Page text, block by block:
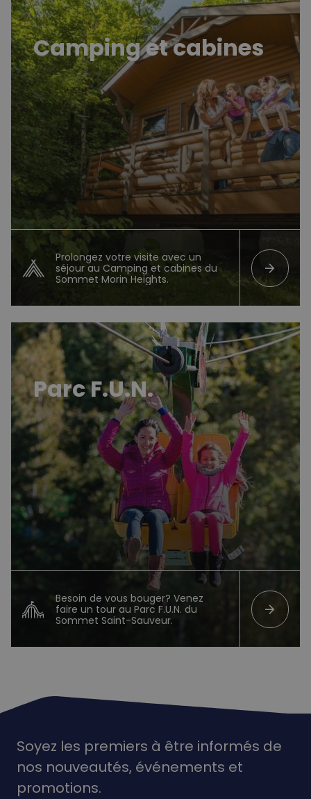
Camping et cabines
Prolongez votre visite avec un
séjour au Camping et cabines du
Sommet Morin Heights.
arrow_forward
Parc F.U.N.
Besoin de vous bouger? Venez
faire un tour au Parc F.U.N. du
Sommet Saint-Sauveur.
arrow_forward
Parc F.U.N.
Soyez les premiers à être informés de
nos nouveautés, événements et
promotions.